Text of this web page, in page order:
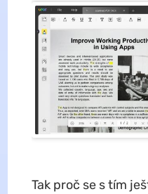
Tak proč se s tím